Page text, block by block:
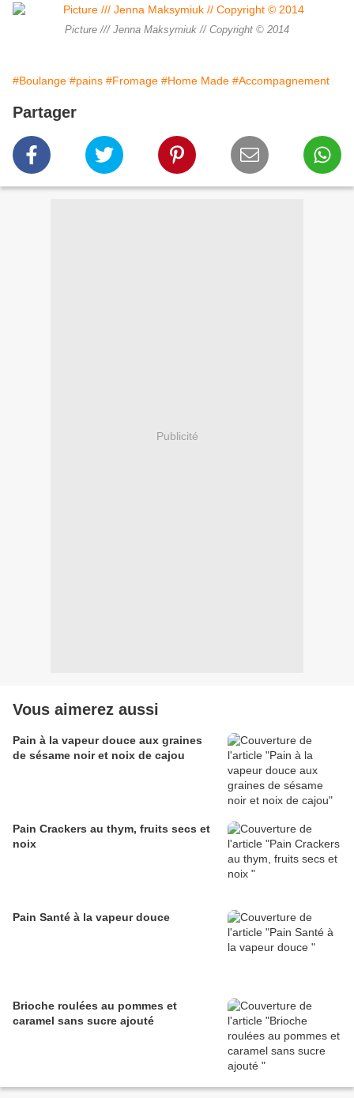
Picture /// Jenna Maksymiuk // Copyright © 2014
#Boulange #pains #Fromage #Home Made #Accompagnement
Partager
Publicité
Vous aimerez aussi
Pain à la vapeur douce aux graines
de sésame noir et noix de cajou
Pain Crackers au thym, fruits secs et
noix
Pain Santé à la vapeur douce
Brioche roulées au pommes et
caramel sans sucre ajouté